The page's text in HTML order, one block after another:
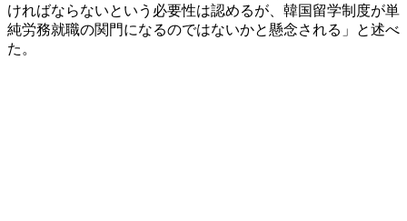
ければならないという必要性は認めるが、韓国留学制度が単
純労務就職の関門になるのではないかと懸念される」と述べ
た。